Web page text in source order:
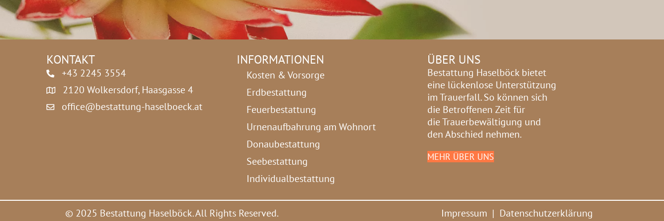
z
*
KONTAKT
+43 2245 3554
2120 Wolkersdorf, Haasgasse 4
office@bestattung-haselboeck.at
INFORMATIONEN
Kosten & Vorsorge
Erdbestattung
Feuerbestattung
Urnenaufbahrung am Wohnort
Donaubestattung
Seebestattung
Individualbestattung
ÜBER UNS
Bestattung Haselböck bietet
eine lückenlose Unterstützung
im Trauerfall. So können sich
die Betroffenen Zeit für
die Trauerbewältigung und
den Abschied nehmen.
MEHR ÜBER UNS
© 2025 Bestattung Haselböck. All Rights Reserved. Impressum | Datenschutzerklärung